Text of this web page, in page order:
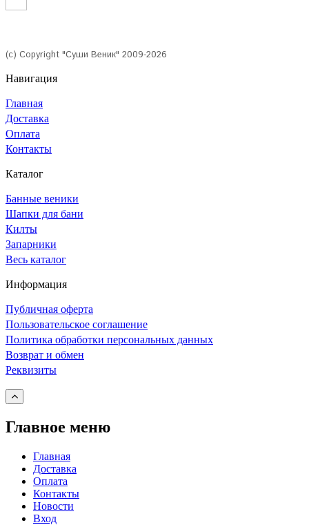
(с) Copyright "Суши Веник" 2009-2026
Навигация
Главная
Доставка
Оплата
Контакты
Каталог
Банные веники
Шапки для бани
Килты
Запарники
Весь каталог
Информация
Публичная оферта
Пользовательское соглашение
Политика обработки персональных данных
Возврат и обмен
Реквизиты
Главное меню
Главная
Доставка
Оплата
Контакты
Новости
Вход